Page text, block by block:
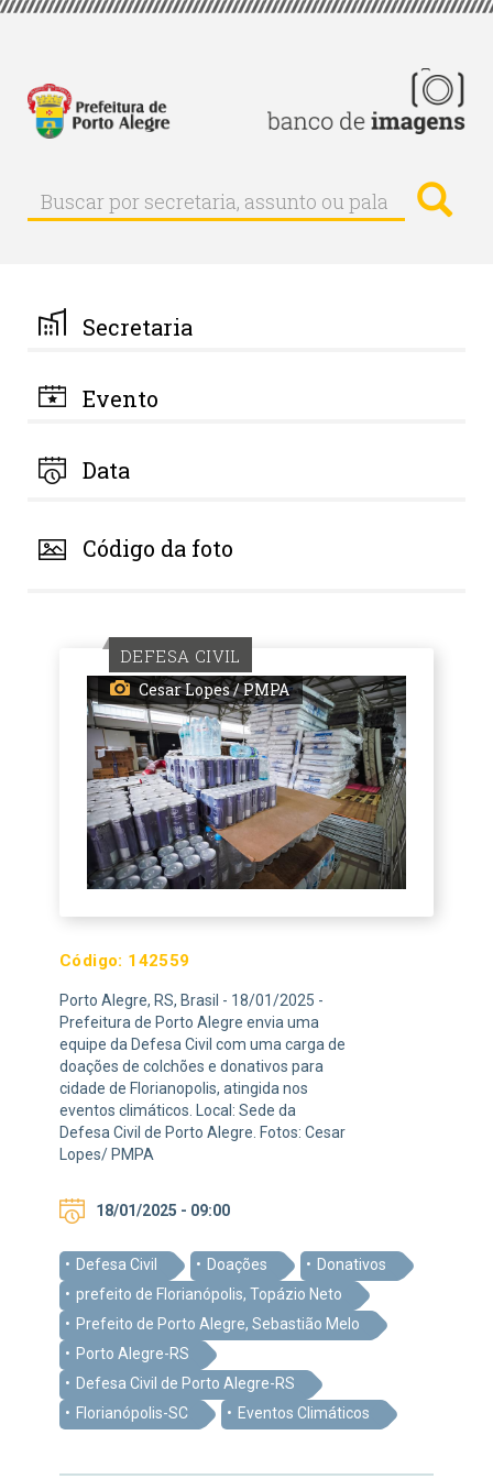
Pular
principal
Buscar
Buscar
por
palavra-
chave
Secretaria
Evento
Data
Código da foto
DEFESA CIVIL
Cesar Lopes / PMPA
Código: 142559
Porto Alegre, RS, Brasil - 18/01/2025 -
Prefeitura de Porto Alegre envia uma
equipe da Defesa Civil com uma carga de
doações de colchões e donativos para
cidade de Florianopolis, atingida nos
eventos climáticos. Local: Sede da
Defesa Civil de Porto Alegre. Fotos: Cesar
Lopes/ PMPA
18/01/2025 - 09:00
Defesa Civil Doações
Donativos
prefeito de Florianópolis, Topázio Neto
Prefeito de Porto Alegre, Sebastião Melo
Porto Alegre-RS
Defesa Civil de Porto Alegre-RS
Florianópolis-SC
Eventos Climáticos